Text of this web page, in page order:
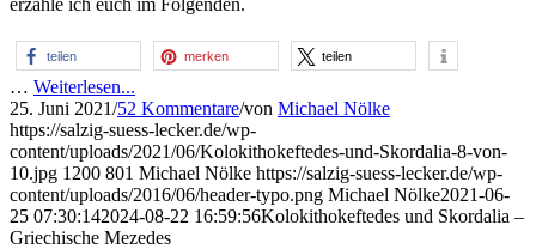
teilen merken teilen
… Weiterlesen...
25. Juni 2021/52 Kommentare/von Michael Nölke
https://salzig-suess-lecker.de/wp-
content/uploads/2021/06/Kolokithokeftedes-und-Skordalia-8-von-
10.jpg 1200 801 Michael Nölke https://salzig-suess-lecker.de/wp-
content/uploads/2016/06/header-typo.png Michael Nölke2021-06-
25 07:30:142024-08-22 16:59:56Kolokithokeftedes und Skordalia –
Griechische Mezedes